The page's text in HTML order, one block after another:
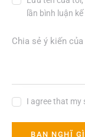
lần bình luận
I agree that